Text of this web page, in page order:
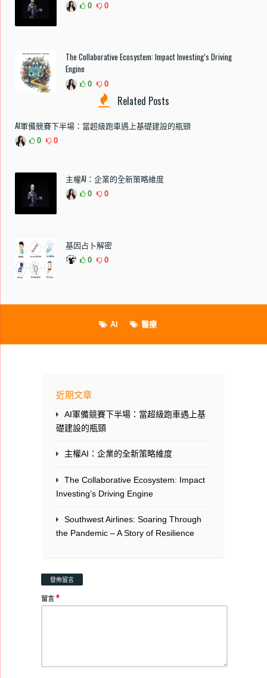
0 0
The Collaborative Ecosystem: Impact Investing’s Driving
Engine
0 0
Related Posts
AI軍備競賽下半場：當超級跑車遇上基礎建設的瓶頸
0 0
主權AI：企業的全新策略維度
0 0
基因占卜解密
0 0
AI 醫療
近期文章
AI軍備競賽下半場：當超級跑車遇上基
礎建設的瓶頸
主權AI：企業的全新策略維度
The Collaborative Ecosystem: Impact
Investing’s Driving Engine
Southwest Airlines: Soaring Through
the Pandemic – A Story of Resilience
發佈留言
留言 *